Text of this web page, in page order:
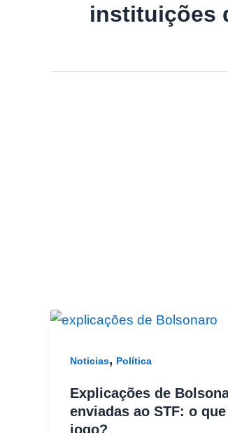
instituições
Noticias, Política
Explicações de
enviadas ao STF: o
jogo?